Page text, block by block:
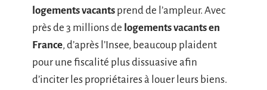
logements vacants prend de l’ampleur. Avec
près de 3 millions de logements vacants en
France, d’après l’Insee, beaucoup plaident
pour une fiscalité plus dissuasive afin
d’inciter les propriétaires à louer leurs biens.